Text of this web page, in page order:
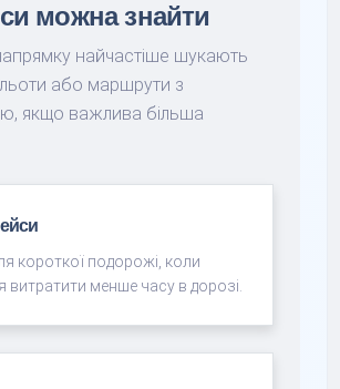
можна знайти
найчастіше шукають
або маршрути з
якщо важлива більша
короткої подорожі, коли
витратити менше часу в дорозі.